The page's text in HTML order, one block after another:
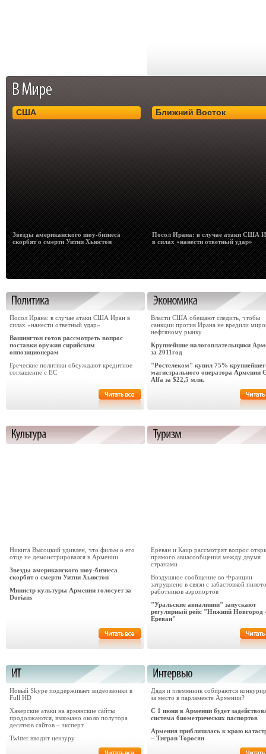
США
Звезды американского шоу-бизнеса
скорбят о смерти Уитни Хьюстон
Ближний Восток
Посол Ирана: в случае атаки США
в силах «нанести ответный удар»
Посол Ирана: в случае атаки США Иран в
силах «нанести ответный удар»
Вашингтон готов рассмотреть вопрос
поставки оружия сирийским
оппозиционерам
Греческие политики обсуждают кредитное
соглашение с ЕС
Власти США обещают следить, чтобы
санкции против Ирана не вредили
нефтяному рынку
Крупнейшие налогоплательщики
за 2011год
"Ростелеком" купил 75%
магистрального оператора Армении
Alfa за $22,5 млн.
Никита Высоцкий удивлен, что фильм о его
отце не демонстрировался в Армении
Звезды американского шоу-бизнеса
скорбят о смерти Уитни Хьюстон
Министр культуры Армении голосует за
Dorians
Ереван и Каир рассмотрят вопрос
прямого авиасообщения между двумя
странами
Воздушное сообщение во Франции
затруднено в связи с забастовкой
работников аэропортов
"Уральские авиалинии" запускают
регулярный рейс "Нижний Новгород
Ереван"
Новый Skype поддерживает видеозвонки в
Full HD
Хакерские атаки на армянские сайты
продолжаются, взломано около полутора
десятков сайтов – эксперт
Twitter вводит цензуру
Дядя и племянник собираются
за место в парламенте Армении?
С 1 июня в Армении будет
система биометрических паспортов
Армения приблизилась к краю
– Тигран Торосян